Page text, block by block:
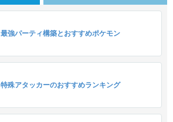
最強パーティ構築とおすすめポケモン
特殊アタッカーのおすすめランキング